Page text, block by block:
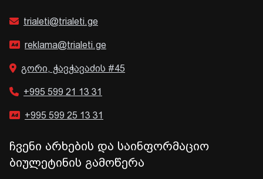
trialeti@trialeti.ge
reklama@trialeti.ge
გორი, ჭავჭავაძის #45
+995 599 21 13 31
+995 599 25 13 31
ჩვენი არხების და საინფორმაციო
ბიულეტინის გამოწერა